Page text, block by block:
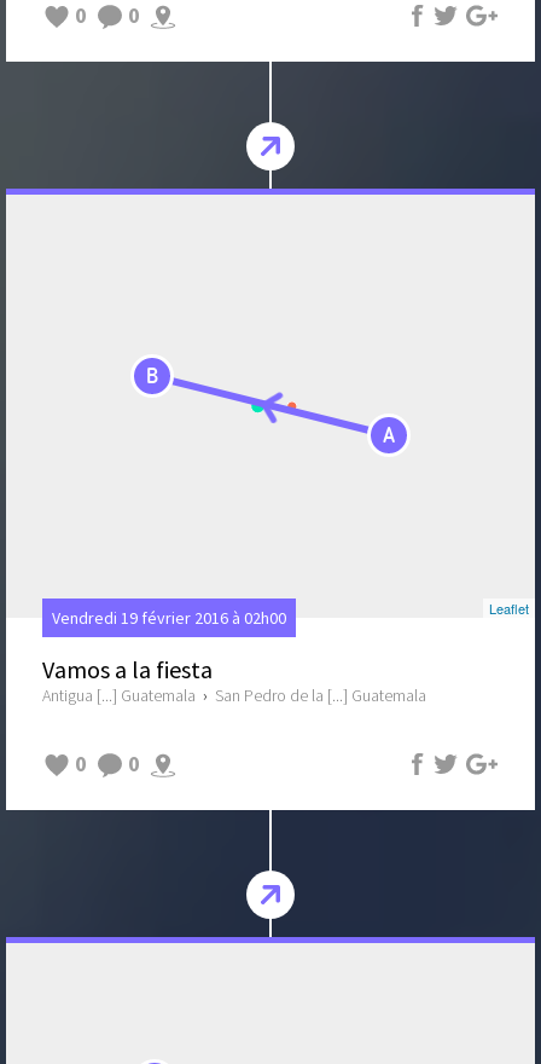
0 0
A
B
Leaflet
Vendredi 19 février 2016 à 02h00
Vamos a la fiesta
Antigua [...] Guatemala › San Pedro de la [...] Guatemala
0 0